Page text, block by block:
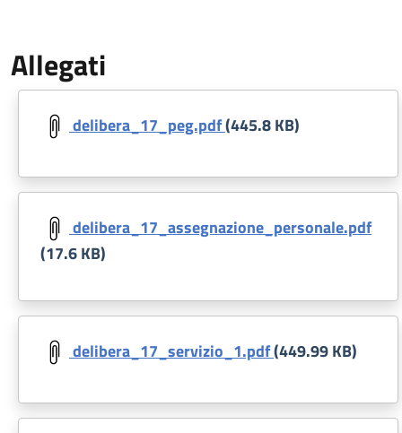
Allegati
Document
delibera_17_peg.pdf(445.8 KB)
Document
delibera_17_assegnazione_personale.pdf
(17.6 KB)
Document
delibera_17_servizio_1.pdf(449.99 KB)
Document